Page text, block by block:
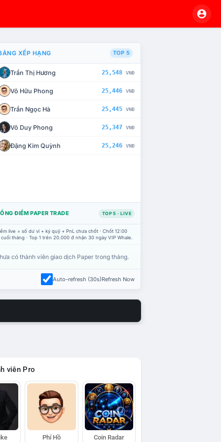
CHẾ TÀI XỬ LÝ VI PHẠM
XẾP HẠNG TOP 5
Trần Thị Hương 25,548 VNĐ
Võ Hữu Phong 25,446 VNĐ
Trần Ngọc Hà 25,445 VNĐ
Võ Duy Phong 25,347 VNĐ
Đặng Kim Quỳnh 25,246 VNĐ
ĐIỂM PAPER TRADE TOP 5 · LIVE
live = số dư ví + ký quỹ + PnL chưa chốt · Chốt 12:00
tháng · Top 1 trên 20.000 đ nhận 30 ngày VIP Whale.
có thành viên giao dịch Paper trong tháng.
Auto-refresh (30s)Refresh Now
viên Pro
Phí Hồ Coin Radar